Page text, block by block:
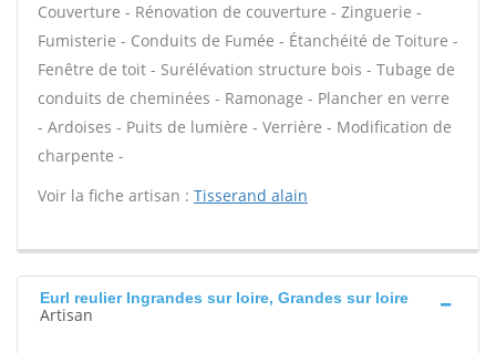
Couverture - Rénovation de couverture - Zinguerie -
Fumisterie - Conduits de Fumée - Étanchéité de Toiture -
Fenêtre de toit - Surélévation structure bois - Tubage de
conduits de cheminées - Ramonage - Plancher en verre
- Ardoises - Puits de lumière - Verrière - Modification de
charpente -
Voir la fiche artisan : Tisserand alain
Eurl reulier Ingrandes sur loire, Grandes sur loire
Artisan